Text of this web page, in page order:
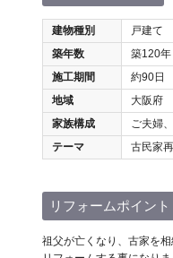
建物種別
戸建て
築年数
築120年
施工期間
約90日
地域
大阪府
家族構成
ご夫婦
テーマ
古民家
リフォームポイント
祖父が亡くなり、古家を